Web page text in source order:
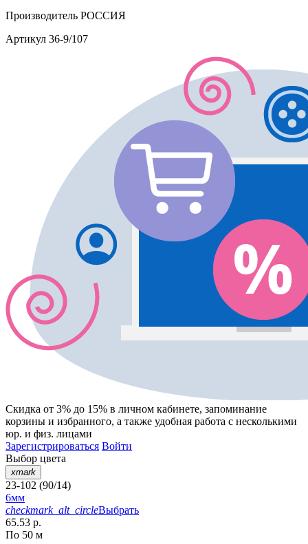
Производитель РОССИЯ
Артикул 36-9/107
Скидка от 3% до 15% в личном кабинете, запоминание
корзины и избранного, а также удобная работа с несколькими
юр. и физ. лицами
Зарегистрироваться Войти
Выбор цвета
xmark
23-102 (90/14)
6мм
checkmark_alt_circleВыбрать
65.53 р.
По 50 м